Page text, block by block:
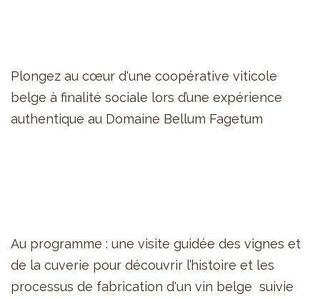
Plongez au cœur d'une coopérative viticole
belge à finalité sociale lors d’une expérience
authentique au Domaine Bellum Fagetum
Au programme : une visite guidée des vignes et
de la cuverie pour découvrir l’histoire et les
processus de fabrication d'un vin belge suivie